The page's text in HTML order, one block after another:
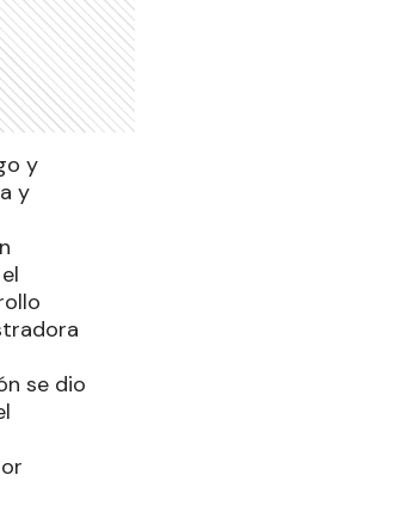
y
y
se dio